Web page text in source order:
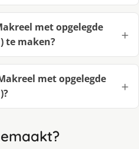
met opgelegde
te maken?
met opgelegde